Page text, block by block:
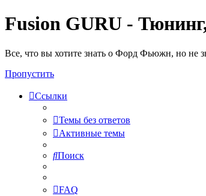
Fusion GURU -
Все, что вы хотите знать о Форд Фьюжн, но не
Пропустить
Ссылки
Темы без ответов
Активные темы
Поиск
FAQ